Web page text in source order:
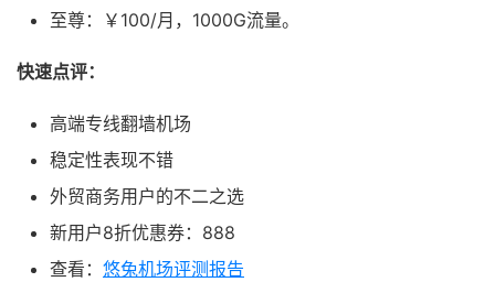
至尊：￥100/月，1000G流量。
快速点评：
高端专线翻墙机场
稳定性表现不错
外贸商务用户的不二之选
新用户8折优惠券：888
查看： 悠兔机场评测报告